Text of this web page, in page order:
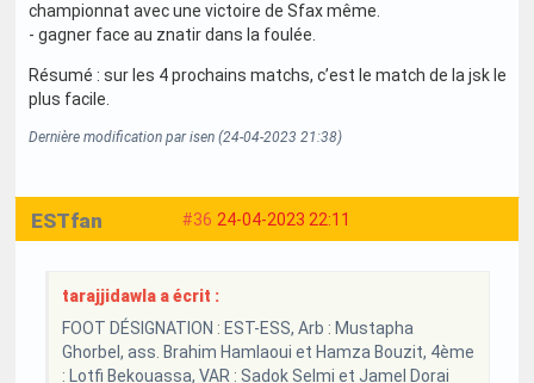
championnat avec une victoire de Sfax même.
- gagner face au znatir dans la foulée.
Résumé : sur les 4 prochains matchs, c’est le match de la jsk le
plus facile.
Dernière modification par isen (24-04-2023 21:38)
#36 24-04-2023 22:11
ESTfan
tarajjidawla a écrit :
FOOT DÉSIGNATION : EST-ESS, Arb : Mustapha
Ghorbel, ass. Brahim Hamlaoui et Hamza Bouzit, 4ème
: Lotfi Bekouassa, VAR : Sadok Selmi et Jamel Dorai